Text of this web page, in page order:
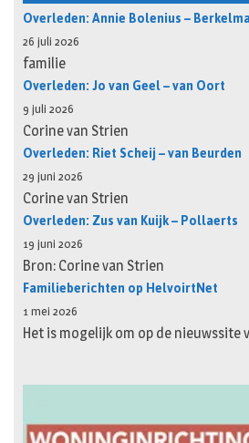
Overleden: Annie Bolenius –
26 juli 2026
familie
Overleden: Jo van Geel – van Oort
9 juli 2026
Corine van Strien
Overleden: Riet Scheij – van Beurden
29 juni 2026
Corine van Strien
Overleden: Zus van Kuijk – Pollaerts
19 juni 2026
Bron: Corine van Strien
Familieberichten op HelvoirtNet
1 mei 2026
Het is mogelijk om op de nieuwssite